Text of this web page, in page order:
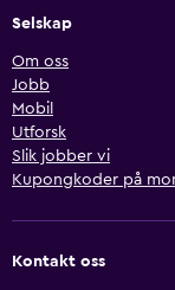
Selskap
Om oss
Jobb
Mobil
Utforsk
Slik jobber vi
Kupongkoder på
Kontakt oss